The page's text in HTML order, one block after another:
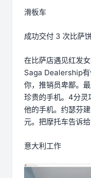
滑板车
成功交付 3 次比萨
在比萨店遇见红发
Saga Dealership有
你，推销员卑鄙。
珍贵的手机。4分灵
他的手机。约瑟芬
元。把摩托车告诉
意大利工作